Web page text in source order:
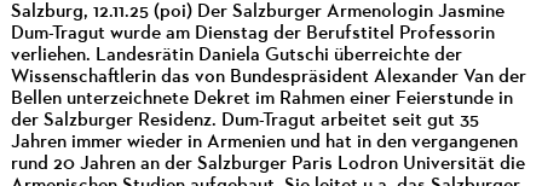
Salzburg, 12.11.25 (poi) Der Salzburger Armenologin Jasmine
Dum-Tragut wurde am Dienstag der Berufstitel Professorin
verliehen. Landesrätin Daniela Gutschi überreichte der
Wissenschaftlerin das von Bundespräsident Alexander Van der
Bellen unterzeichnete Dekret im Rahmen einer Feierstunde in
der Salzburger Residenz. Dum-Tragut arbeitet seit gut 35
Jahren immer wieder in Armenien und hat in den vergangenen
rund 20 Jahren an der Salzburger Paris Lodron Universität die